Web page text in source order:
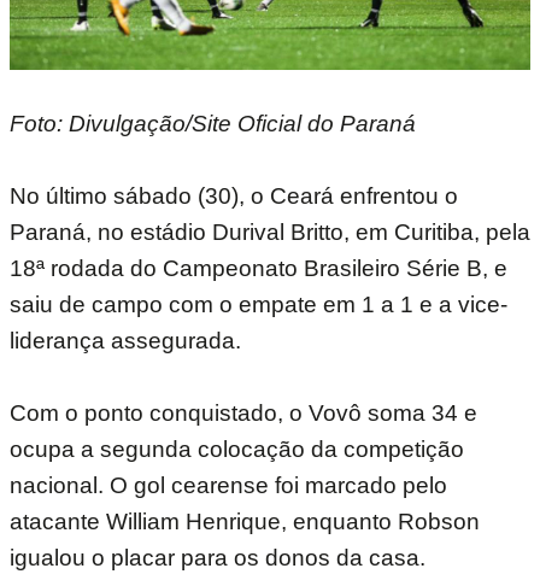
Foto: Divulgação/Site Oficial do Paraná
No último sábado (30), o Ceará enfrentou o
Paraná, no estádio Durival Britto, em Curitiba, pela
18ª rodada do Campeonato Brasileiro Série B, e
saiu de campo com o empate em 1 a 1 e a vice-
liderança assegurada.
Com o ponto conquistado, o Vovô soma 34 e
ocupa a segunda colocação da competição
nacional. O gol cearense foi marcado pelo
atacante William Henrique, enquanto Robson
igualou o placar para os donos da casa.